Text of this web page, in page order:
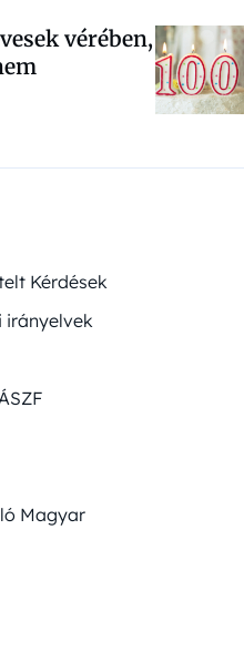
vérében,
Kérdések
irányelvek
Magyar